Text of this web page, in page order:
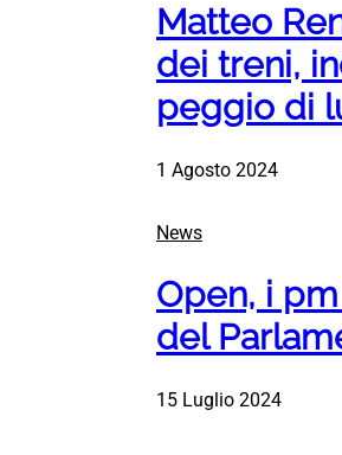
Matteo
dei treni,
peggio di
1 Agosto 2024
News
Open, i
del
15 Luglio 2024